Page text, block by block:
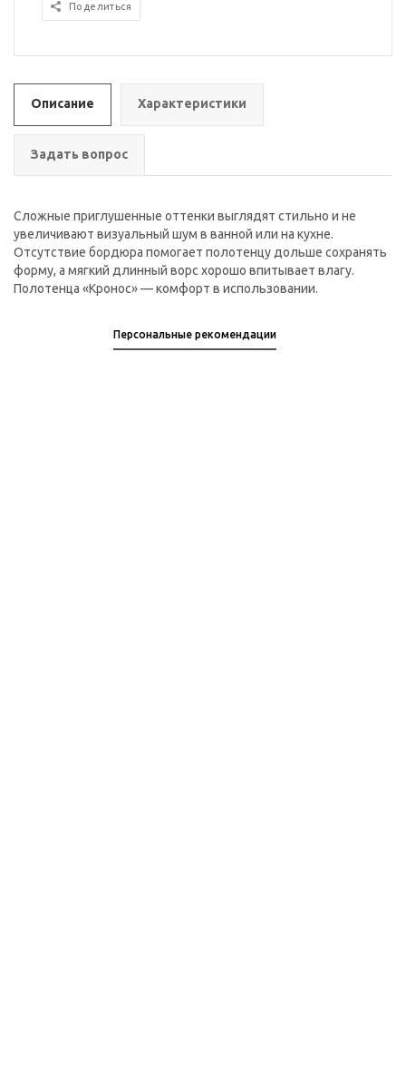
Поделиться
Описание Характеристики
Задать вопрос
Сложные приглушенные оттенки выглядят стильно и не
увеличивают визуальный шум в ванной или на кухне.
Отсутствие бордюра помогает полотенцу дольше сохранять
форму, а мягкий длинный ворс хорошо впитывает влагу.
Полотенца «Кронос» — комфорт в использовании.
Персональные рекомендации